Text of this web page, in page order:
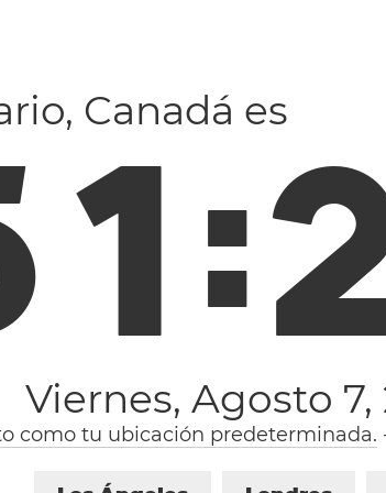
Canadá es
1:
Viernes, Agosto 7,
como tu ubicación predeterminada.